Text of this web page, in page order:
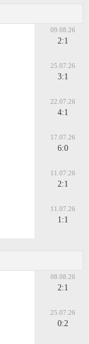
09.08.26
2:1
25.07.26
3:1
22.07.26
4:1
17.07.26
6:0
11.07.26
2:1
11.07.26
1:1
08.08.26
2:1
25.07.26
0:2